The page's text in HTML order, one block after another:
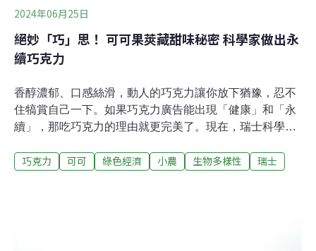
2024年06月25日
絕妙「巧」思！ 可可果莢藏甜味秘密 科學家做出永
續巧克力
香醇濃郁、口感絲滑，動人的巧克力讓你放下猶豫，忍不
住犒賞自己一下。如果巧克力廣告能出現「健康」和「永
續」，那吃巧克力的理由就更完美了。現在，瑞士科學家
巧克力。口感不輸黑巧克力 營養價值大躍進傳統製作巧克
巧克力 可可 綠色經濟 小農 生物多樣性 瑞士